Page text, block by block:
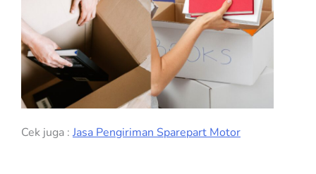
Cek juga : Jasa Pengiriman Sparepart Motor